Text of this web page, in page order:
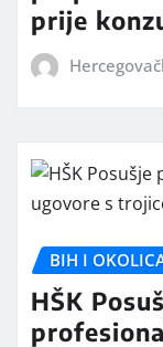
prije
BIH I
HŠK